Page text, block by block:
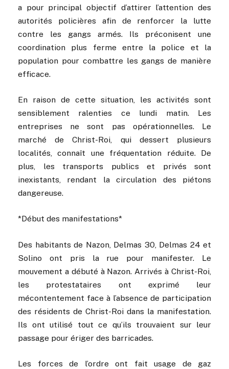
a pour principal objectif d’attirer l’attention des
autorités policières afin de renforcer la lutte
contre les gangs armés. Ils préconisent une
coordination plus ferme entre la police et la
population pour combattre les gangs de manière
efficace.
En raison de cette situation, les activités sont
sensiblement ralenties ce lundi matin. Les
entreprises ne sont pas opérationnelles. Le
marché de Christ-Roi, qui dessert plusieurs
localités, connaît une fréquentation réduite. De
plus, les transports publics et privés sont
inexistants, rendant la circulation des piétons
dangereuse.
*Début des manifestations*
Des habitants de Nazon, Delmas 30, Delmas 24 et
Solino ont pris la rue pour manifester. Le
mouvement a débuté à Nazon. Arrivés à Christ-Roi,
les protestataires ont exprimé leur
mécontentement face à l’absence de participation
des résidents de Christ-Roi dans la manifestation.
Ils ont utilisé tout ce qu’ils trouvaient sur leur
passage pour ériger des barricades.
Les forces de l’ordre ont fait usage de gaz